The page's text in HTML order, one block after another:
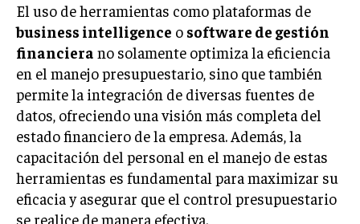
El uso de herramientas como plataformas de
business intelligence o software de gestión
financiera no solamente optimiza la eficiencia
en el manejo presupuestario, sino que también
permite la integración de diversas fuentes de
datos, ofreciendo una visión más completa del
estado financiero de la empresa. Además, la
capacitación del personal en el manejo de estas
herramientas es fundamental para maximizar su
eficacia y asegurar que el control presupuestario
se realice de manera efectiva.